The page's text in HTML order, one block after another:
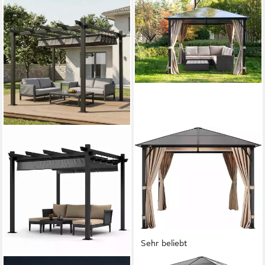
Sehr beliebt